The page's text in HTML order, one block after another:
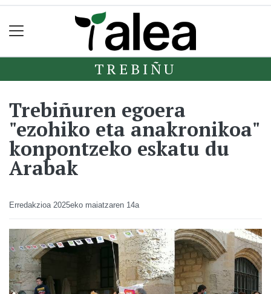
TREBIÑU
Trebiñuren egoera
"ezohiko eta anakronikoa"
konpontzeko eskatu du
Arabak
Erredakzioa 2025eko maiatzaren 14a